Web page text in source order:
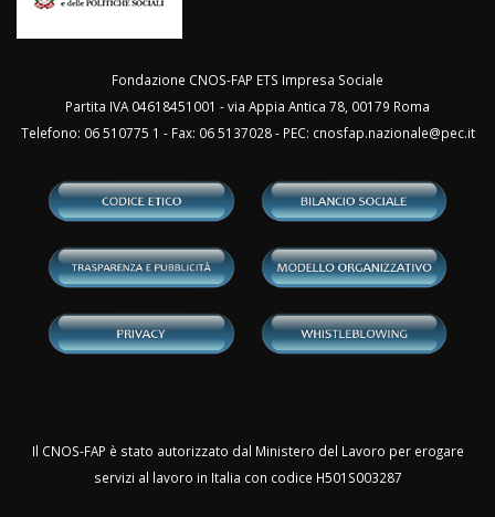
Fondazione CNOS-FAP ETS Impresa Sociale
Partita IVA 04618451001 - via Appia Antica 78, 00179 Roma
Telefono: 06 510775 1 - Fax: 06 5137028 - PEC: cnosfap.nazionale@pec.it
Il CNOS-FAP è stato autorizzato dal Ministero del Lavoro per erogare
servizi al lavoro in Italia con codice H501S003287